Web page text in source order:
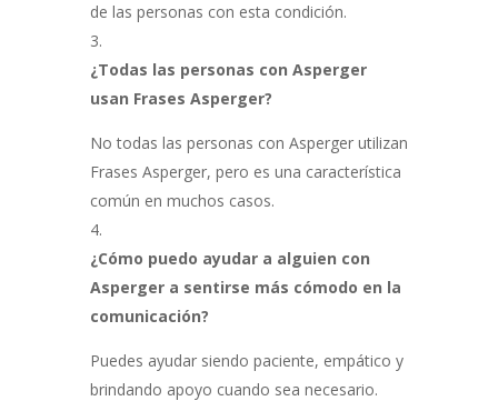
de las personas con esta condición.
¿Todas las personas con Asperger
usan Frases Asperger?
No todas las personas con Asperger utilizan
Frases Asperger, pero es una característica
común en muchos casos.
¿Cómo puedo ayudar a alguien con
Asperger a sentirse más cómodo en la
comunicación?
Puedes ayudar siendo paciente, empático y
brindando apoyo cuando sea necesario.